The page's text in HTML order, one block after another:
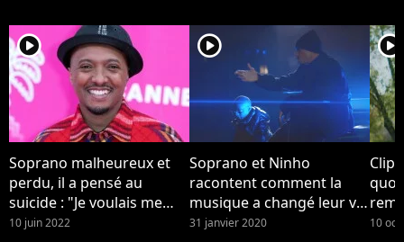
player2
Soprano malheureux et
perdu, il a pensé au
suicide : "Je voulais me
casser de ce monde
10 juin 2022
player2
Soprano et Ninho
racontent comment la
musique a changé leur vie
dans le clip "Musica"
31 janvier 2020
player2
Clip
son
10